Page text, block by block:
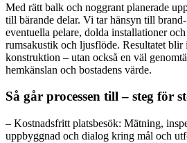
Med rätt balk och noggrant planerade
till bärande delar. Vi tar hänsyn till
eventuella pelare, dolda installationer
rumsakustik och ljusflöde. Resultatet blir
konstruktion – utan också en väl
hemkänslan och bostadens värde.
Så går processen till – steg för
– Kostnadsfritt platsbesök: Mätning,
uppbyggnad och dialog kring mål och